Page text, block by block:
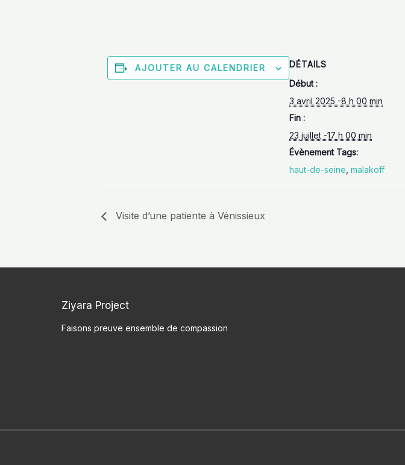
AJOUTER AU CALENDRIER
DÉTAILS
Début :
3 avril 2025 -8 h 00 min
Fin :
23 juillet -17 h 00 min
Évènement Tags:
haut-de-seine malakoff
Visite d’une patiente à Vénissieux
Ziyara Project
Faisons preuve ensemble de compassion